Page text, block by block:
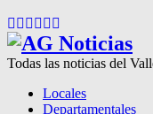
Facebook
Twitter
Instagram
Pinterest
Google
Todas las noticias del
Locales
Departamentales